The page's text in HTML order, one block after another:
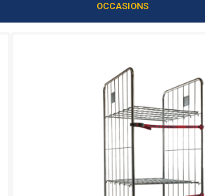
OCCASIONS